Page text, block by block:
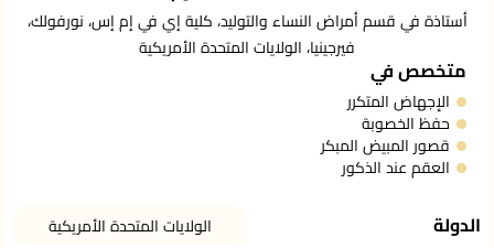
أستاذة في قسم أمراض النساء والتوليد، كلية إي في إم إس، نورفولك،
فيرجينيا، الولايات المتحدة الأمريكية
متخصص في
الإجهاض المتكرر
حفظ الخصوبة
قصور المبيض المبكر
العقم عند الذكور
الدولة الولايات المتحدة الأمريكية